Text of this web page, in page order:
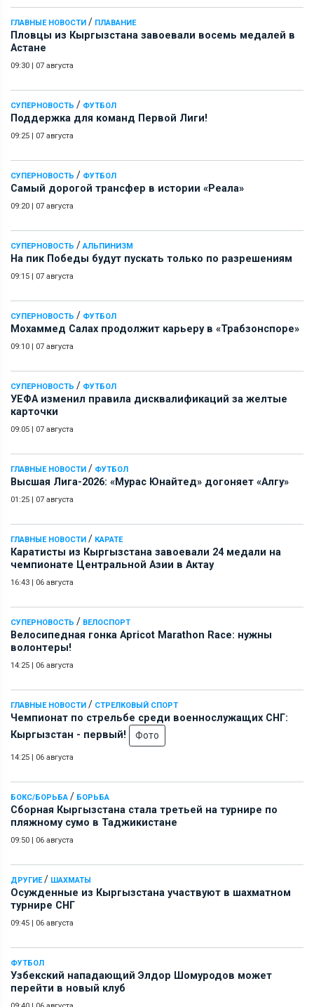
ГЛАВНЫЕ НОВОСТИ / ПЛАВАНИЕ
Пловцы из Кыргызстана завоевали восемь медалей в
Астане
09:30 | 07 августа
СУПЕРНОВОСТЬ / ФУТБОЛ
Поддержка для команд Первой Лиги!
09:25 | 07 августа
СУПЕРНОВОСТЬ / ФУТБОЛ
Самый дорогой трансфер в истории «Реала»
09:20 | 07 августа
СУПЕРНОВОСТЬ / АЛЬПИНИЗМ
На пик Победы будут пускать только по разрешениям
09:15 | 07 августа
СУПЕРНОВОСТЬ / ФУТБОЛ
Мохаммед Салах продолжит карьеру в «Трабзонспоре»
09:10 | 07 августа
СУПЕРНОВОСТЬ / ФУТБОЛ
УЕФА изменил правила дисквалификаций за желтые
карточки
09:05 | 07 августа
ГЛАВНЫЕ НОВОСТИ / ФУТБОЛ
Высшая Лига-2026: «Мурас Юнайтед» догоняет «Алгу»
01:25 | 07 августа
ГЛАВНЫЕ НОВОСТИ / КАРАТЕ
Каратисты из Кыргызстана завоевали 24 медали на
чемпионате Центральной Азии в Актау
16:43 | 06 августа
СУПЕРНОВОСТЬ / ВЕЛОСПОРТ
Велосипедная гонка Apricot Marathon Race: нужны
волонтеры!
14:25 | 06 августа
ГЛАВНЫЕ НОВОСТИ / СТРЕЛКОВЫЙ СПОРТ
Чемпионат по стрельбе среди военнослужащих СНГ:
Кыргызстан - первый!
Фото
14:25 | 06 августа
БОКС/БОРЬБА / БОРЬБА
Сборная Кыргызстана стала третьей на турнире по
пляжному сумо в Таджикистане
09:50 | 06 августа
ДРУГИЕ/ ШАХМАТЫ
Осужденные из Кыргызстана участвуют в шахматном
турнире СНГ
09:45 | 06 августа
ФУТБОЛ
Узбекский нападающий Элдор Шомуродов может
перейти в новый клуб